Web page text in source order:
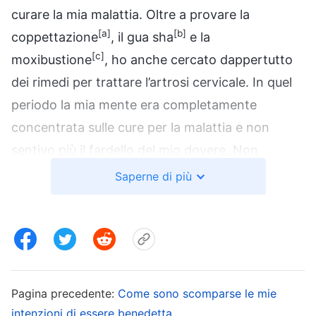
curare la mia malattia. Oltre a provare la
coppettazione[a], il gua sha[b] e la
moxibustione[c], ho anche cercato dappertutto
dei rimedi per trattare l’artrosi cervicale. In quel
periodo la mia mente era completamente
concentrata sulle cure per la malattia e non
sentivo più il fardello del mio dovere. Non
riuscivo a seguire i vari incarichi e quando il
dovere, ma dentro di me ero oppositiva,
Saperne di più
Pagina precedente: Come sono scomparse le mie
intenzioni di essere benedetta